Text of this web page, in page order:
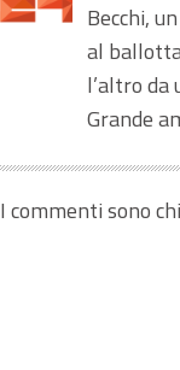
Becchi,
al
l’altro da
Grande
I commenti sono